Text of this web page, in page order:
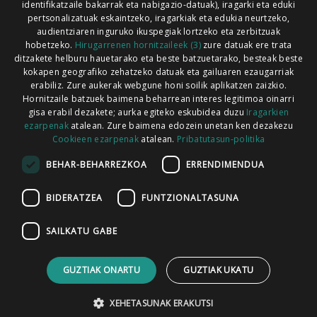
Codesyntaxek garatua
HARREMANETARAKO
identifikatzaile bakarrak eta nabigazio-datuak), iragarki eta eduki
pertsonalizatuak eskaintzeko, iragarkiak eta edukia neurtzeko,
audientziaren inguruko ikuspegiak lortzeko eta zerbitzuak
hobetzeko. Hirugarrenen hornitzaileek (3)zure datuak ere trata
ditzakete helburu hauetarako eta beste batzuetarako, besteak beste
kokapen geografiko zehatzeko datuak eta gailuaren ezaugarriak
erabiliz. Zure aukerak webgune honi soilik aplikatzen zaizkio.
Hornitzaile batzuek baimena beharrean interes legitimoa oinarri
gisa erabil dezakete; aurka egiteko eskubidea duzu Iragarkien
ezarpenakatalean. Zure baimena edozein unetan ken dezakezu
Cookieen ezarpenak atalean. Pribatutasun-politika
BEHAR-BEHARREZKOA ERRENDIMENDUA
BIDERATZEA FUNTZIONALTASUNA
SAILKATU GABE
GUZTIAK ONARTU GUZTIAK UKATU
XEHETASUNAK ERAKUTSI